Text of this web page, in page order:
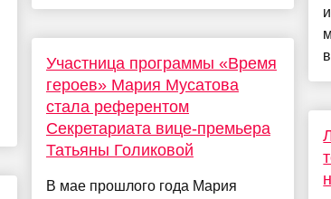
Участница программы «Время
героев» Мария Мусатова
стала референтом
Секретариата вице-премьера
Татьяны Голиковой
В мае прошлого года Мария